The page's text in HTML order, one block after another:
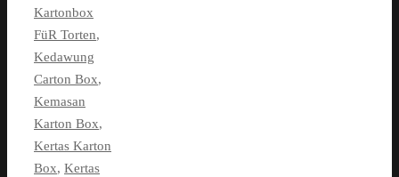
Kartonbox
FüR Torten,
Kedawung
Carton Box,
Kemasan
Karton Box,
Kertas Karton
Box, Kertas